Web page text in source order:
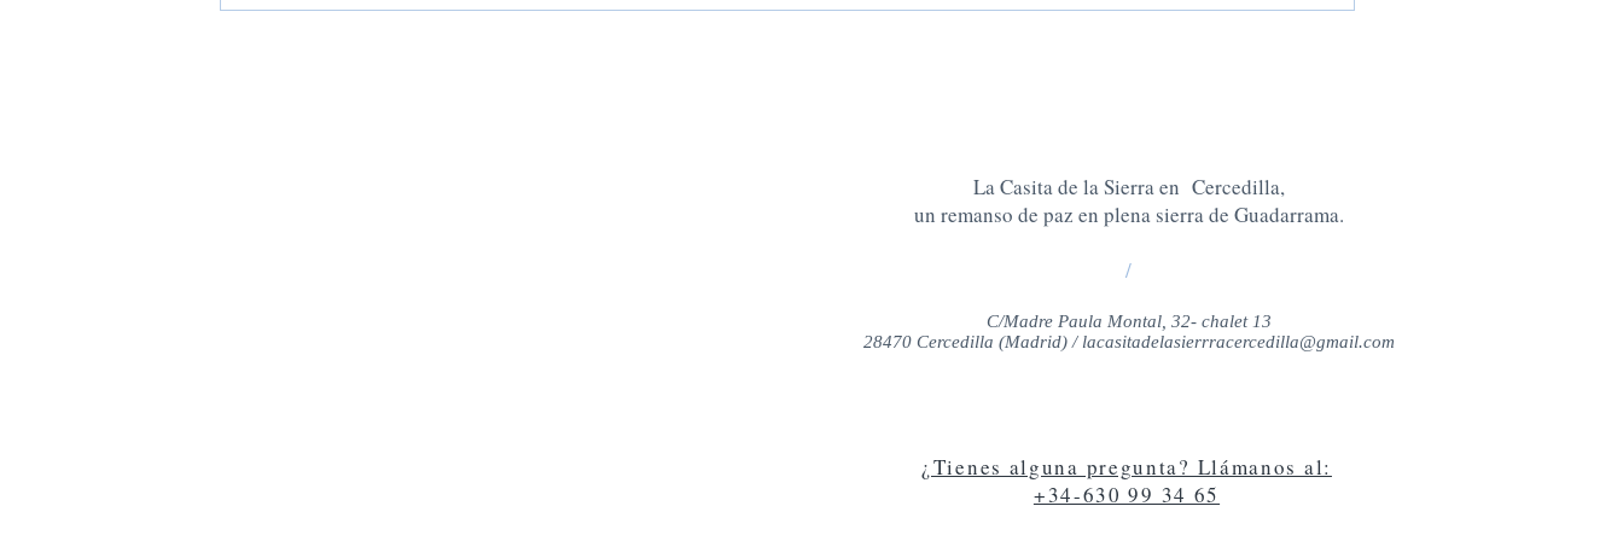
La Casita de la Sierra en Cercedilla,
un remanso de paz en plena sierra de Guadarrama.
/
C/Madre Paula Montal, 32- chalet 13
28470 Cercedilla (Madrid) / lacasitadelasierrracercedilla@gmail.com
¿Tienes alguna pregunta? Llámanos al:
+34-630 99 34 65